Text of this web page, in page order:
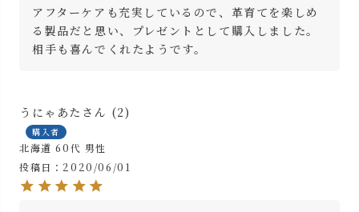
アフターケアも充実しているので、革育てを楽しめ
る製品だと思い、プレゼントとして購入しました。
相手も喜んでくれたようです。
うにゃあた 2
購入者
北海道 60代 男性
投稿日
2020/06/01